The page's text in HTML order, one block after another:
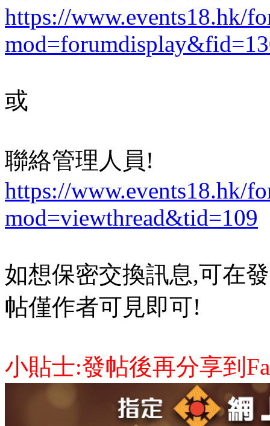
https://www.events18.hk/
或
聯絡管理人員!
https://www.events18.hk/
mod=viewthread&tid=109
如想保密交換訊息,可在
帖僅作者可見即可!
小貼士:發帖後再分享到